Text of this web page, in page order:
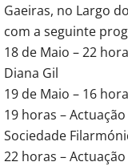
Gaeiras, no Largo
com a seguinte
18 de Maio – 22
Diana Gil
19 de Maio – 16
19 horas –
Sociedade
22 horas –